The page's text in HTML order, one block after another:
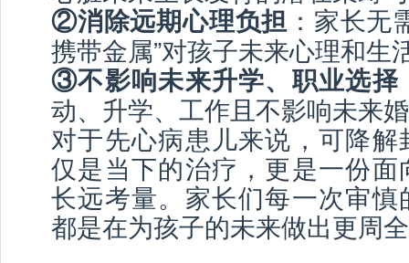
②消除远期心理负担 ：家长无
携带金属”对孩子未来心理和生
③不影响未来升学、职业选择
动、升学、工作且不影响未来
对于先心病患儿来说，可降
仅是当下的治疗，更是一份
长远考量。家长们每一次审
都是在为孩子的未来做出更周